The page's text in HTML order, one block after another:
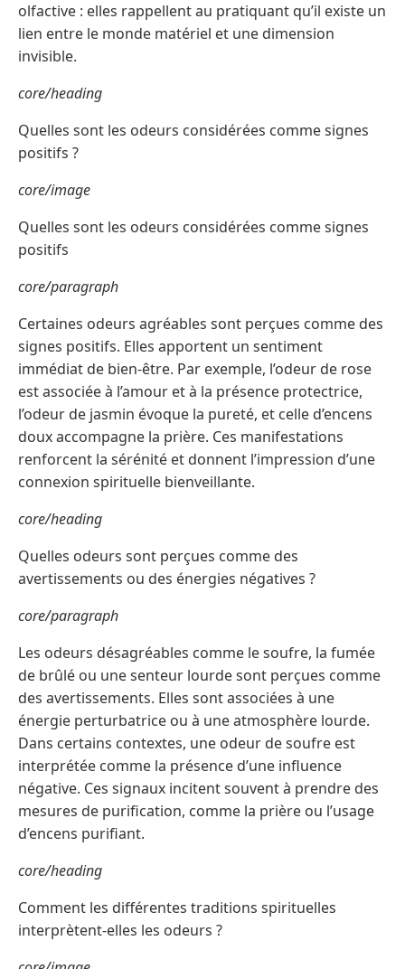
olfactive : elles rappellent au pratiquant qu’il existe un
lien entre le monde matériel et une dimension
invisible.
core/heading
Quelles sont les odeurs considérées comme signes
positifs ?
core/image
Quelles sont les odeurs considérées comme signes
positifs
core/paragraph
Certaines odeurs agréables sont perçues comme des
signes positifs. Elles apportent un sentiment
immédiat de bien-être. Par exemple, l’odeur de rose
est associée à l’amour et à la présence protectrice,
l’odeur de jasmin évoque la pureté, et celle d’encens
doux accompagne la prière. Ces manifestations
renforcent la sérénité et donnent l’impression d’une
connexion spirituelle bienveillante.
core/heading
Quelles odeurs sont perçues comme des
avertissements ou des énergies négatives ?
core/paragraph
Les odeurs désagréables comme le soufre, la fumée
de brûlé ou une senteur lourde sont perçues comme
des avertissements. Elles sont associées à une
énergie perturbatrice ou à une atmosphère lourde.
Dans certains contextes, une odeur de soufre est
interprétée comme la présence d’une influence
négative. Ces signaux incitent souvent à prendre des
mesures de purification, comme la prière ou l’usage
d’encens purifiant.
core/heading
Comment les différentes traditions spirituelles
interprètent-elles les odeurs ?